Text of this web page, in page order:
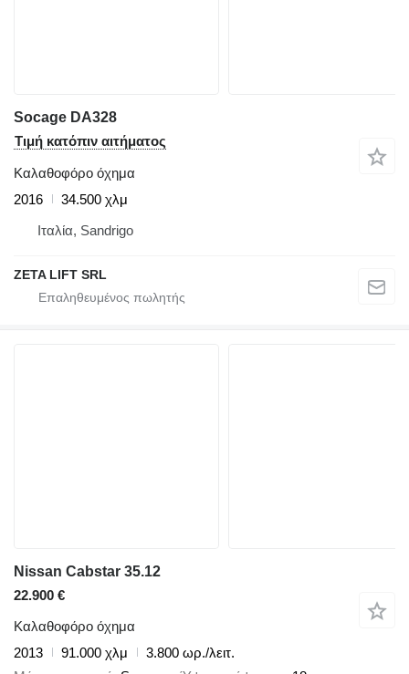
Socage DA328
Τιμή κατόπιν αιτήματος
Καλαθοφόρο όχημα
2016
34.500 χλμ
Ιταλία, Sandrigo
ZETA LIFT SRL
Nissan Cabstar 35.12
22.900 €
Καλαθοφόρο όχημα
2013
91.000 χλμ
3.800 ωρ./λειτ.